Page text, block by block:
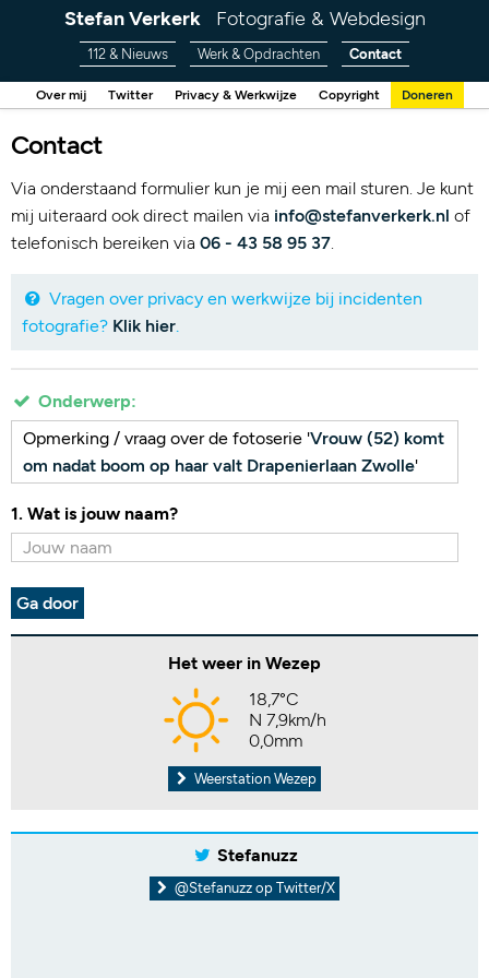
Stefan Verkerk Fotografie & Webdesign
112 & Nieuws Werk & Opdrachten Contact
Over mij Twitter Privacy & Werkwijze Copyright Doneren
Contact
Via onderstaand formulier kun je mij een mail sturen. Je kunt
mij uiteraard ook direct mailen via info@stefanverkerk.nl of
telefonisch bereiken via 06 - 43 58 95 37.
Vragen over privacy en werkwijze bij incidenten
fotografie? Klik hier.
Onderwerp:
Opmerking / vraag over de fotoserie 'Vrouw (52) komt
om nadat boom op haar valt Drapenierlaan Zwolle'
1. Wat is jouw naam?
Ga door
Het weer in Wezep
18,7°C
N 7,9km/h
0,0mm
Weerstation Wezep
Stefanuzz
@Stefanuzz op Twitter/X